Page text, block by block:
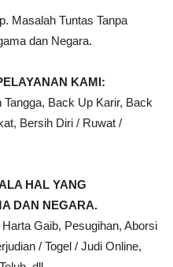
Masalah Tuntas Tanpa
dan Negara.
KAMI:
Back Up Karir, Back
Bersih Diri / Ruwat /
HAL YANG
DAN NEGARA.
Gaib, Pesugihan, Aborsi
/ Togel / Judi Online,